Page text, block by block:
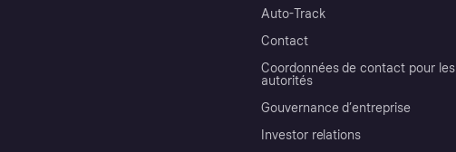
Auto-Track
Contact
Coordonnées de contact pour les
autorités
Gouvernance d’entreprise
Investor relations